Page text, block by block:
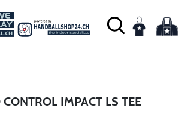
IMPACT LS TEE